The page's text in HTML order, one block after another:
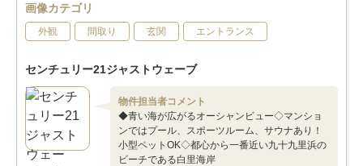
画像カテゴリ
外観 間取り 玄関 エントランス
センチュリー21ジャストウェーブ
物件担当者コメント
◆青い海が広がるオーシャンビュー◇マンショ
ンではプール、スポーツルーム、サウナあり！
小型ペットOK◇都心から一番近い九十九里浜の
ビーチである白里海岸